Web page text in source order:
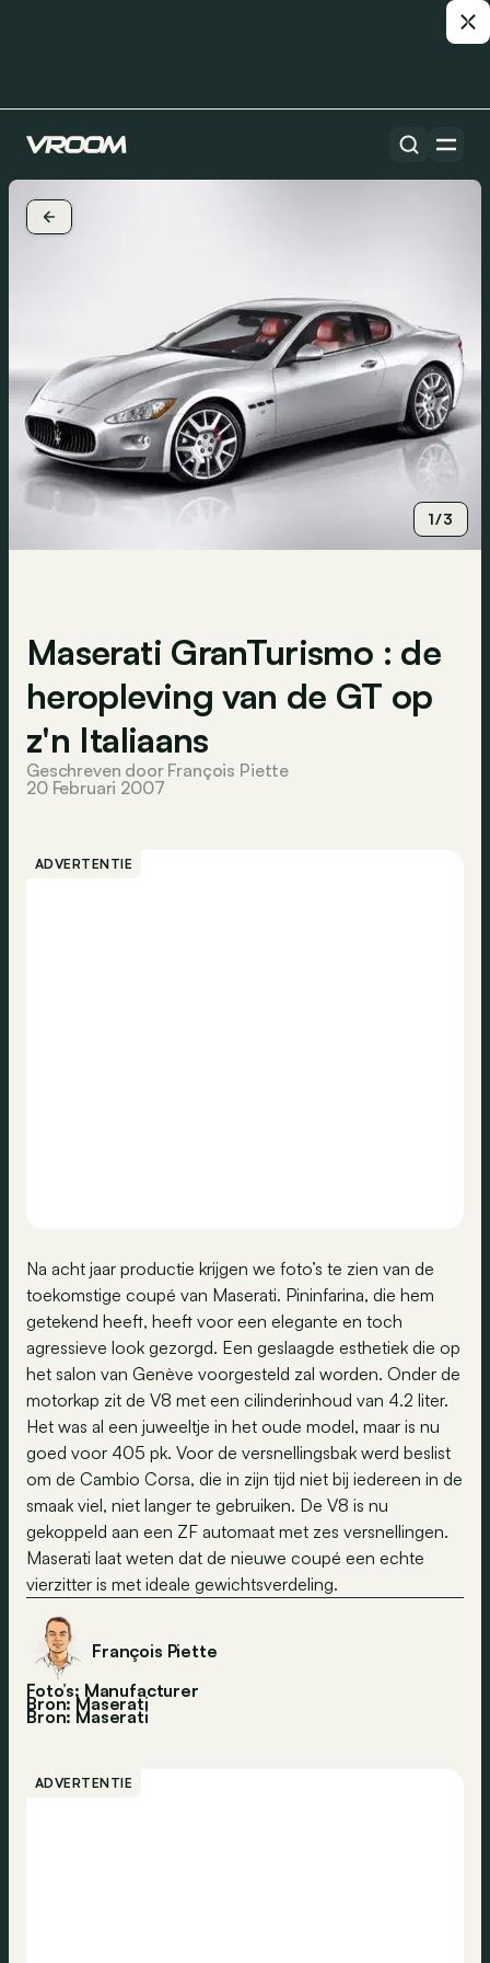
1/3
Maserati GranTurismo : de
heropleving van de GT op
z'n Italiaans
Geschreven door François Piette
20 Februari 2007
ADVERTENTIE
Na acht jaar productie krijgen we foto’s te zien van de
toekomstige coupé van Maserati. Pininfarina, die hem
getekend heeft, heeft voor een elegante en toch
agressieve look gezorgd. Een geslaagde esthetiek die op
het salon van Genève voorgesteld zal worden. Onder de
motorkap zit de V8 met een cilinderinhoud van 4.2 liter.
Het was al een juweeltje in het oude model, maar is nu
goed voor 405 pk. Voor de versnellingsbak werd beslist
om de Cambio Corsa, die in zijn tijd niet bij iedereen in de
smaak viel, niet langer te gebruiken. De V8 is nu
gekoppeld aan een ZF automaat met zes versnellingen.
Maserati laat weten dat de nieuwe coupé een echte
vierzitter is met ideale gewichtsverdeling.
François Piette
Foto’s: Manufacturer
Bron: Maserati
Bron: Maserati
ADVERTENTIE